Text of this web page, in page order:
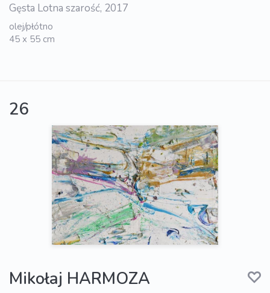
Gęsta Lotna szarość, 2017
olej/płótno
45 x 55 cm
26
Mikołaj HARMOZA